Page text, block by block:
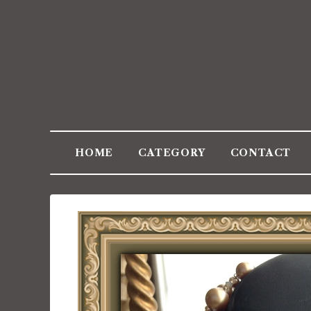
HOME CATEGORY CONTACT